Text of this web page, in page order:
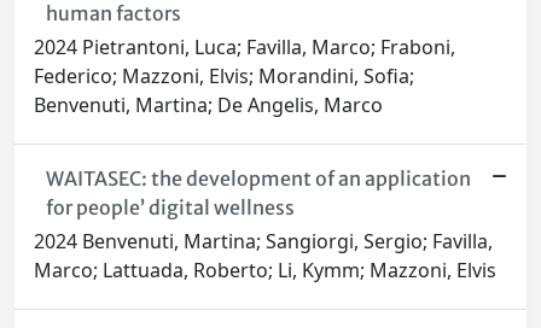
human factors
2024 Pietrantoni, Luca; Favilla, Marco; Fraboni,
Federico; Mazzoni, Elvis; Morandini, Sofia;
Benvenuti, Martina; De Angelis, Marco
WAITASEC: the development of an application
for people’ digital wellness
2024 Benvenuti, Martina; Sangiorgi, Sergio; Favilla,
Marco; Lattuada, Roberto; Li, Kymm; Mazzoni, Elvis